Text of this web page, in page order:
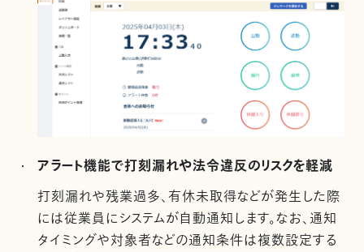
アラート機能で打刻漏れや法令違反のリスクを軽減
打刻漏れや残業過多、有休未取得などが発生した際
には従業員にシステムが自動通知します。なお、通知
タイミングや対象者などの通知条件は複数設定する